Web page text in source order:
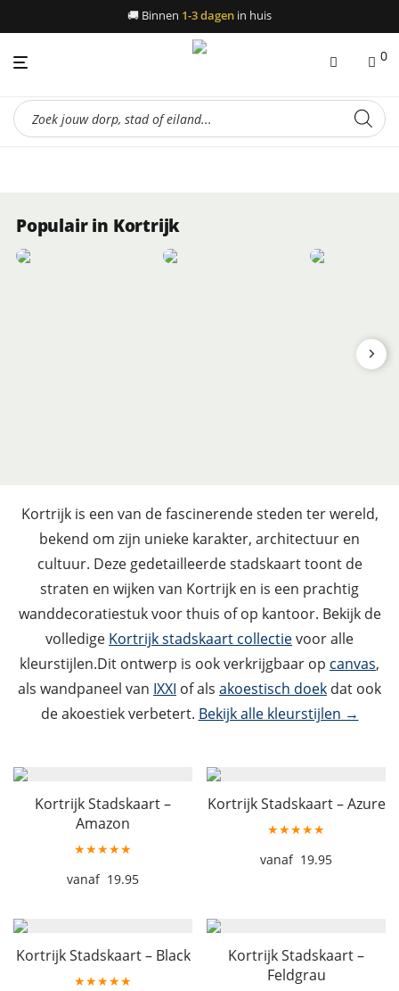
🚚 Binnen 1-3 dagen in huis
0
Producten
zoeken
Populair in Kortrijk
Kortrijk is een van de fascinerende steden ter wereld,
bekend om zijn unieke karakter, architectuur en
cultuur. Deze gedetailleerde stadskaart toont de
straten en wijken van Kortrijk en is een prachtig
wanddecoratiestuk voor thuis of op kantoor. Bekijk de
volledige Kortrijk stadskaart collectievoor alle
kleurstijlen.Dit ontwerp is ook verkrijgbaar op canvas,
als wandpaneel van IXXI of als akoestisch doek dat ook
de akoestiek verbetert. Bekijk alle kleurstijlen →
Kortrijk Stadskaart –
Amazon
★★★★★
19.95
Kortrijk Stadskaart – Azure
★★★★★
19.95
Kortrijk Stadskaart – Black
★★★★★
Kortrijk Stadskaart –
Feldgrau